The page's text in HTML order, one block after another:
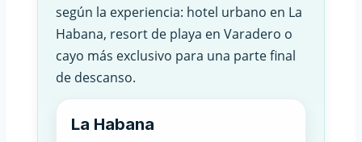
según la experiencia: hotel urbano en La
Habana, resort de playa en Varadero o
cayo más exclusivo para una parte final
de descanso.
La Habana